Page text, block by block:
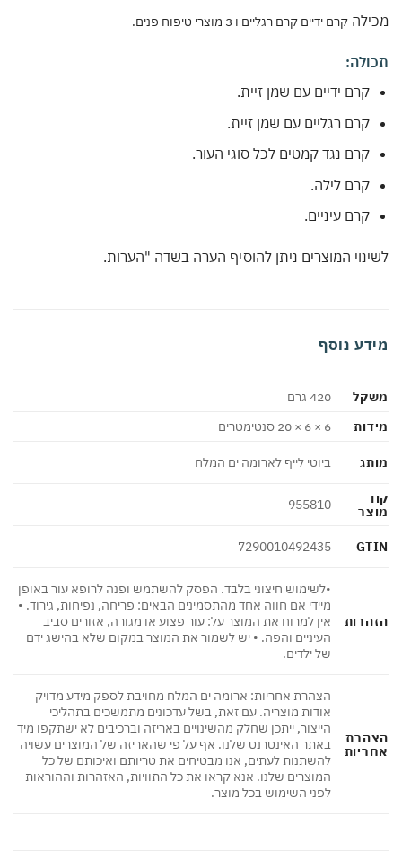
מכילה קרם ידיים קרם רגליים ו 3 מוצרי טיפוח פנים.
תכולה:
קרם ידיים עם שמן זיית.
קרם רגליים עם שמן זיית.
קרם נגד קמטים לכל סוגי העור.
קרם לילה.
קרם עיניים.
לשינוי המוצרים ניתן להוסיף הערה בשדה "הערות.
מידע נוסף
משקל
420 גרם
מידות
6 × 6 × 20 סנטימטרים
מותג ביוטי לייף לארומה ים המלח
קוד
מוצר 955810
GTIN
7290010492435
הזהרות
•לשימוש חיצוני בלבד. הפסק להשתמש ופנה לרופא עור באופן
מיידי אם חווה אחד מהתסמינים הבאים: פריחה, נפיחות, גירוד. •
אין למרוח את המוצר על: עור פצוע או מגורה, אזורים סביב
העיניים והפה. • יש לשמור את המוצר במקום שלא בהישג ידם
של ילדים.
הצהרת
אחריות
הצהרת אחריות: ארומה ים המלח מחויבת לספק מידע מדויק
אודות מוצריה. עם זאת, בשל עדכונים מתמשכים בתהליכי
הייצור, ייתכן שחלק מהשינויים באריזה וברכיבים לא ישתקפו מיד
באתר האינטרנט שלנו. אף על פי שהאריזה של המוצרים עשויה
להשתנות לעתים, אנו מבטיחים את טריותם ואיכותם של כל
המוצרים שלנו. אנא קראו את כל התוויות, האזהרות וההוראות
לפני השימוש בכל מוצר.